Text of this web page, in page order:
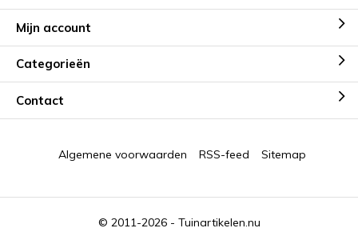
Mijn account
Categorieën
Contact
© 2011-2026 - Tuinartikelen.nu
Algemene voorwaarden RSS-feed Sitemap